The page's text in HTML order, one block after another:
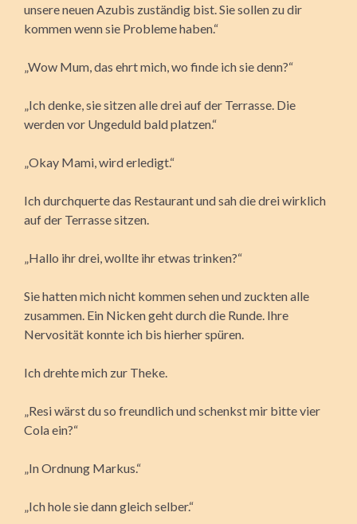
unsere neuen Azubis zuständig bist. Sie sollen zu dir
kommen wenn sie Probleme haben.“
„Wow Mum, das ehrt mich, wo finde ich sie denn?“
„Ich denke, sie sitzen alle drei auf der Terrasse. Die
werden vor Ungeduld bald platzen.“
„Okay Mami, wird erledigt.“
Ich durchquerte das Restaurant und sah die drei wirklich
auf der Terrasse sitzen.
„Hallo ihr drei, wollte ihr etwas trinken?“
Sie hatten mich nicht kommen sehen und zuckten alle
zusammen. Ein Nicken geht durch die Runde. Ihre
Nervosität konnte ich bis hierher spüren.
Ich drehte mich zur Theke.
„Resi wärst du so freundlich und schenkst mir bitte vier
Cola ein?“
„In Ordnung Markus.“
„Ich hole sie dann gleich selber.“